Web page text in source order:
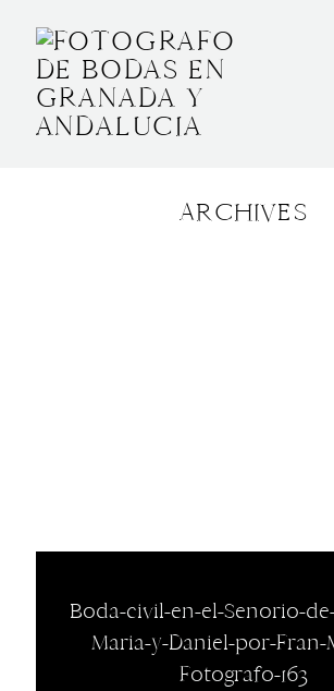
ARCHIVES
Boda-civil-en-el-Senorio-
Maria-y-Daniel-por-Fran-
Fotografo-163
BODAS